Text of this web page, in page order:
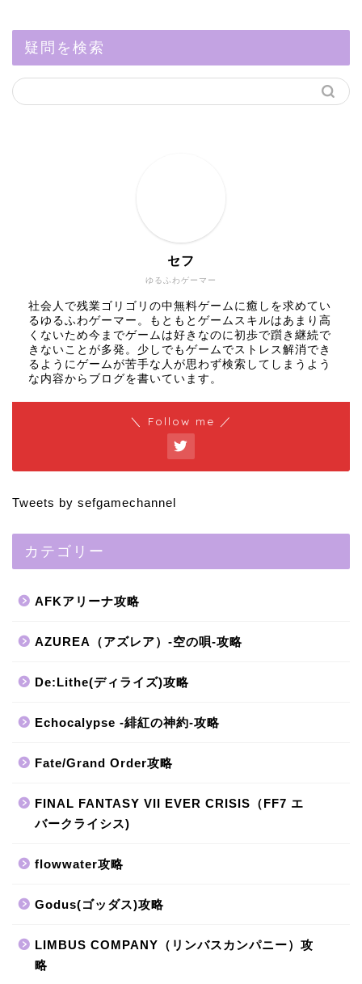
疑問を検索
ゆるふわゲーマー
セフ
社会人で残業ゴリゴリの中無料ゲームに癒しを求めてい
るゆるふわゲーマー。もともとゲームスキルはあまり高
くないため今までゲームは好きなのに初歩で躓き継続で
きないことが多発。少しでもゲームでストレス解消でき
るようにゲームが苦手な人が思わず検索してしまうよう
な内容からブログを書いています。
＼ Follow me ／
Tweets by sefgamechannel
カテゴリー
AFKアリーナ攻略
AZUREA（アズレア）-空の唄-攻略
De:Lithe(ディライズ)攻略
Echocalypse -緋紅の神約-攻略
Fate/Grand Order攻略
FINAL FANTASY VII EVER CRISIS（FF7 エ
バークライシス)
flowwater攻略
Godus(ゴッダス)攻略
LIMBUS COMPANY（リンバスカンパニー）攻
略